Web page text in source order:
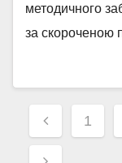
методичного
за скороченою
записів
1